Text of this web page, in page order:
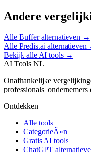
Andere
Alle Bufferalternatieven →
Alle Predis.ai alternatieven
Bekijk alle AI tools →
AI Tools NL
Onafhankelijke
professionals, ondernemers
Ontdekken
Alle tools
CategorieÃ«n
Gratis AI tools
ChatGPT